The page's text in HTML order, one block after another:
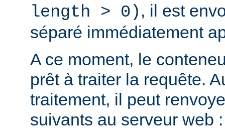
length > 0) , il est
séparé immédiatement
A ce moment, le
prêt à traiter la requête.
traitement, il peut
suivants au serveur web :